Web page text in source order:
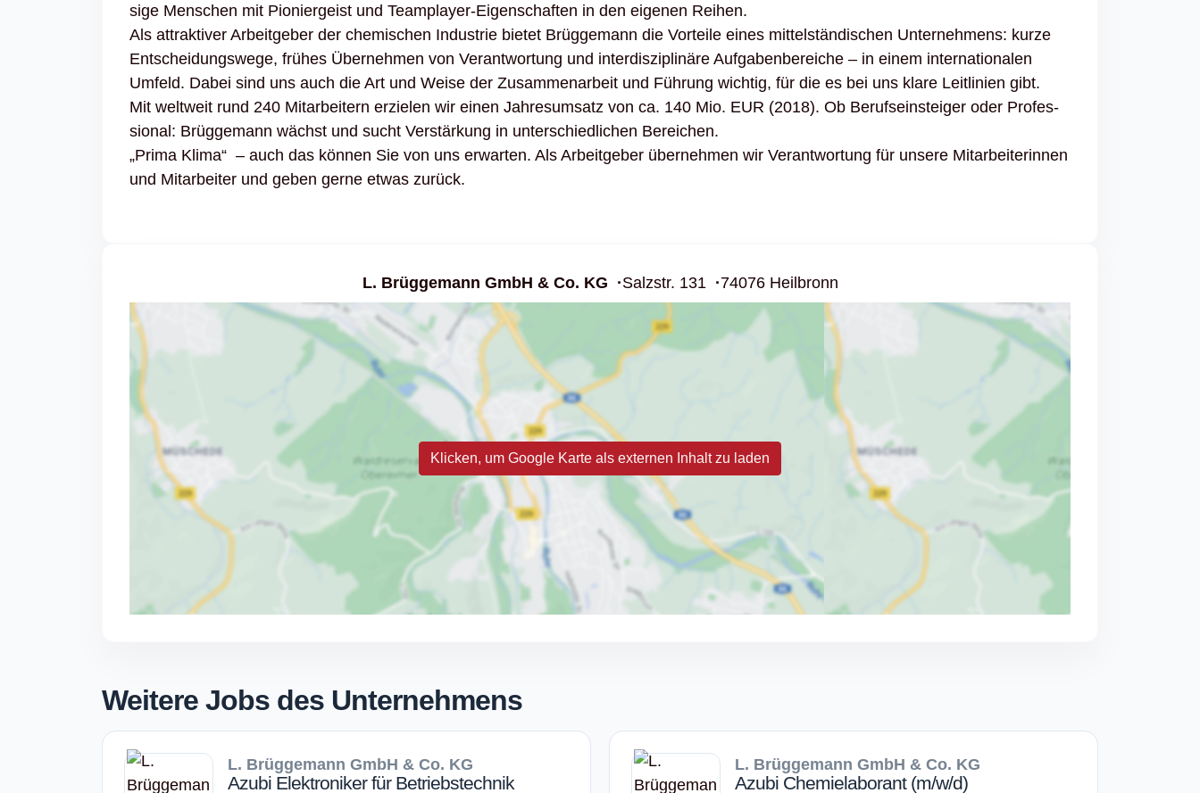
sige Menschen mit Pionier­geist und Team­player-Eigen­schaften in den eigenen Reihen.
Als attrak­tiver Arbeit­geber der chemi­schen Indus­trie bietet Brüg­ge­mann die Vorteile eines mittel­stän­di­schen Unter­neh­mens: kurze
Entschei­dungs­wege, frühes Über­nehmen von Verant­wor­tung und inter­dis­zi­pli­näre Aufga­ben­be­reiche – in einem inter­na­tio­nalen
Umfeld. Dabei sind uns auch die Art und Weise der Zusam­men­ar­beit und Führung wichtig, für die es bei uns klare Leit­li­nien gibt.
Mit welt­weit rund 240 Mitar­bei­tern erzielen wir einen Jahres­um­satz von ca. 140 Mio. EUR (2018). Ob Berufs­ein­steiger oder Profes­
sional: Brüg­ge­mann wächst und sucht Verstär­kung in unter­schied­li­chen Berei­chen.
„Prima Klima“ – auch das können Sie von uns erwarten. Als Arbeit­geber über­nehmen wir Verant­wor­tung für unsere Mitar­bei­te­rinnen
und Mitar­beiter und geben gerne etwas zurück.
L. Brüggemann GmbH & Co. KG Salzstr. 131 74076 Heilbronn
Klicken, um Google Karte als externen Inhalt zu laden
Weitere Jobs des Unternehmens
L. Brüggemann GmbH & Co. KG
Azubi Elektroniker für Betriebstechnik
L. Brüggemann GmbH & Co. KG
Azubi Chemielaborant (m/w/d)